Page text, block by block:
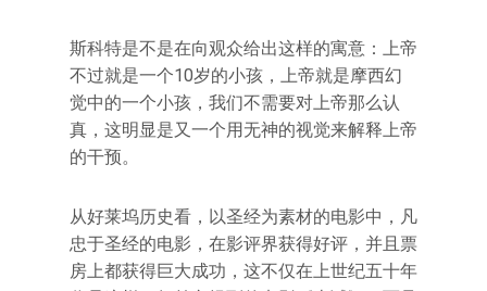
斯科特是不是在向观众给出这样的寓意：上帝
不过就是一个10岁的小孩，上帝就是摩西幻
觉中的一个小孩，我们不需要对上帝那么认
真，这明显是又一个用无神的视觉来解释上帝
的干预。
从好莱坞历史看，以圣经为素材的电影中，凡
忠于圣经的电影，在影评界获得好评，并且票
房上都获得巨大成功，这不仅在上世纪五十年